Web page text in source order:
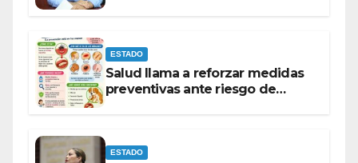
ESTADO
Salud llama a reforzar medidas
preventivas ante riesgo de
ESTADO